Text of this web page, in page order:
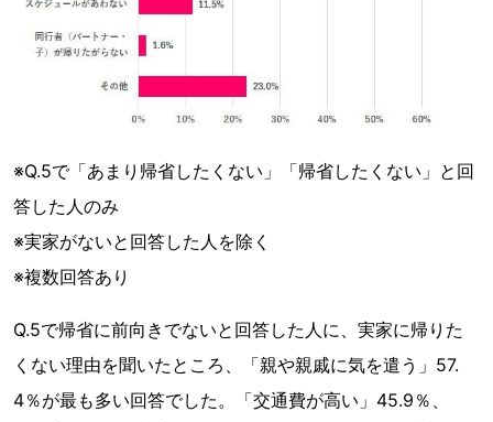
※Q.5で「あまり帰省したくない」「帰省したくない」と回
答した人のみ
※実家がないと回答した人を除く
※複数回答あり
Q.5で帰省に前向きでないと回答した人に、実家に帰りた
くない理由を聞いたところ、「親や親戚に気を遣う」57.
4％が最も多い回答でした。「交通費が高い」45.9％、